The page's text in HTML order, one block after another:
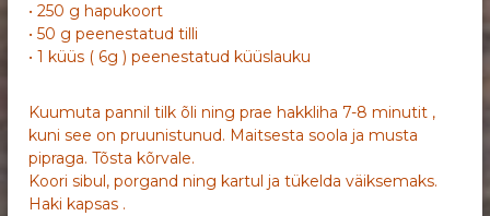
• 250 g hapukoort
• 50 g peenestatud tilli
• 1 küüs ( 6g ) peenestatud küüslauku
Kuumuta pannil tilk õli ning prae hakkliha 7-8 minutit ,
kuni see on pruunistunud. Maitsesta soola ja musta
pipraga. Tõsta kõrvale.
Koori sibul, porgand ning kartul ja tükelda väiksemaks.
Haki kapsas .